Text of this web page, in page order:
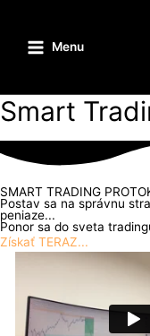
obsah
Main
Menu
Menu
Smart
SMART TRADING
Postav sa na správnu
peniaze...
Ponor sa do sveta
Získať TERAZ...